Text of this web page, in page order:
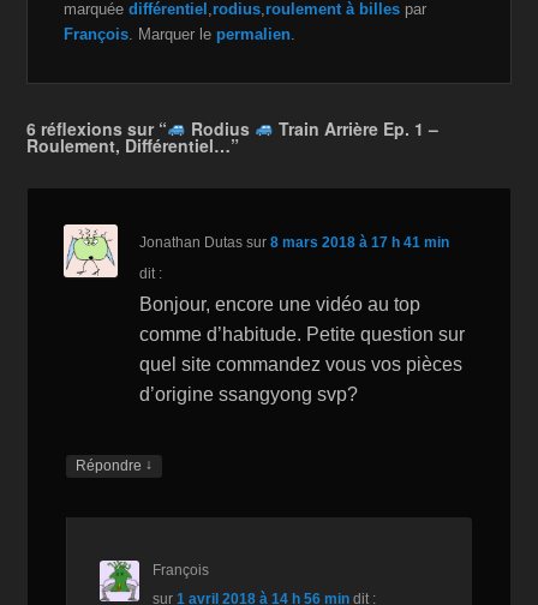
e
b
o
o
k
er z
o
n
W
is
h
st
Li
n
er
marquéedifférentiel rodius roulement à billes par
François . Marquer le permalien
6 réflexions sur “ Rodius Train Arrière Ep. 1 –
Roulement, Différentiel…”
Jonathan Dutas sur8 mars 2018 à 17 h 41 min
dit :
Bonjour, encore une vidéo au top
comme d’habitude. Petite question sur
quel site commandez vous vos pièces
d’origine ssangyong svp?
Répondre ↓
François
sur 1 avril 2018 à 14 h 56 min dit :